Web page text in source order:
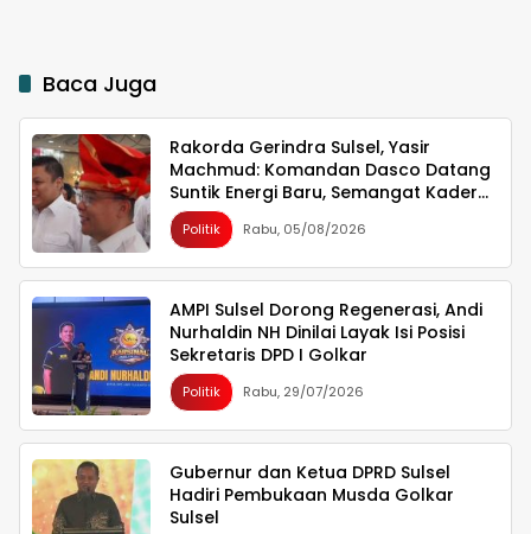
Baca Juga
Rakorda Gerindra Sulsel, Yasir
Machmud: Komandan Dasco Datang
Suntik Energi Baru, Semangat Kader
Berlipat Ganda
Politik Rabu, 05/08/2026
AMPI Sulsel Dorong Regenerasi, Andi
Nurhaldin NH Dinilai Layak Isi Posisi
Sekretaris DPD I Golkar
Politik Rabu, 29/07/2026
Gubernur dan Ketua DPRD Sulsel
Hadiri Pembukaan Musda Golkar
Sulsel